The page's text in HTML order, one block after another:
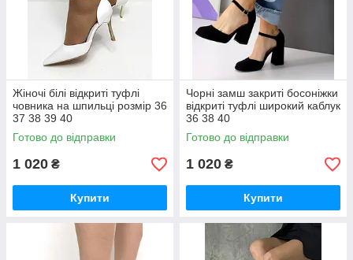
Жіночі білі відкриті туфлі
човника на шпильці розмір 36
37 38 39 40
Готово до відправки
1 020 ₴
Купити
Чорні замш закриті босоніжки
відкриті туфлі широкий каблук
36 38 40
Готово до відправки
1 020 ₴
Купити